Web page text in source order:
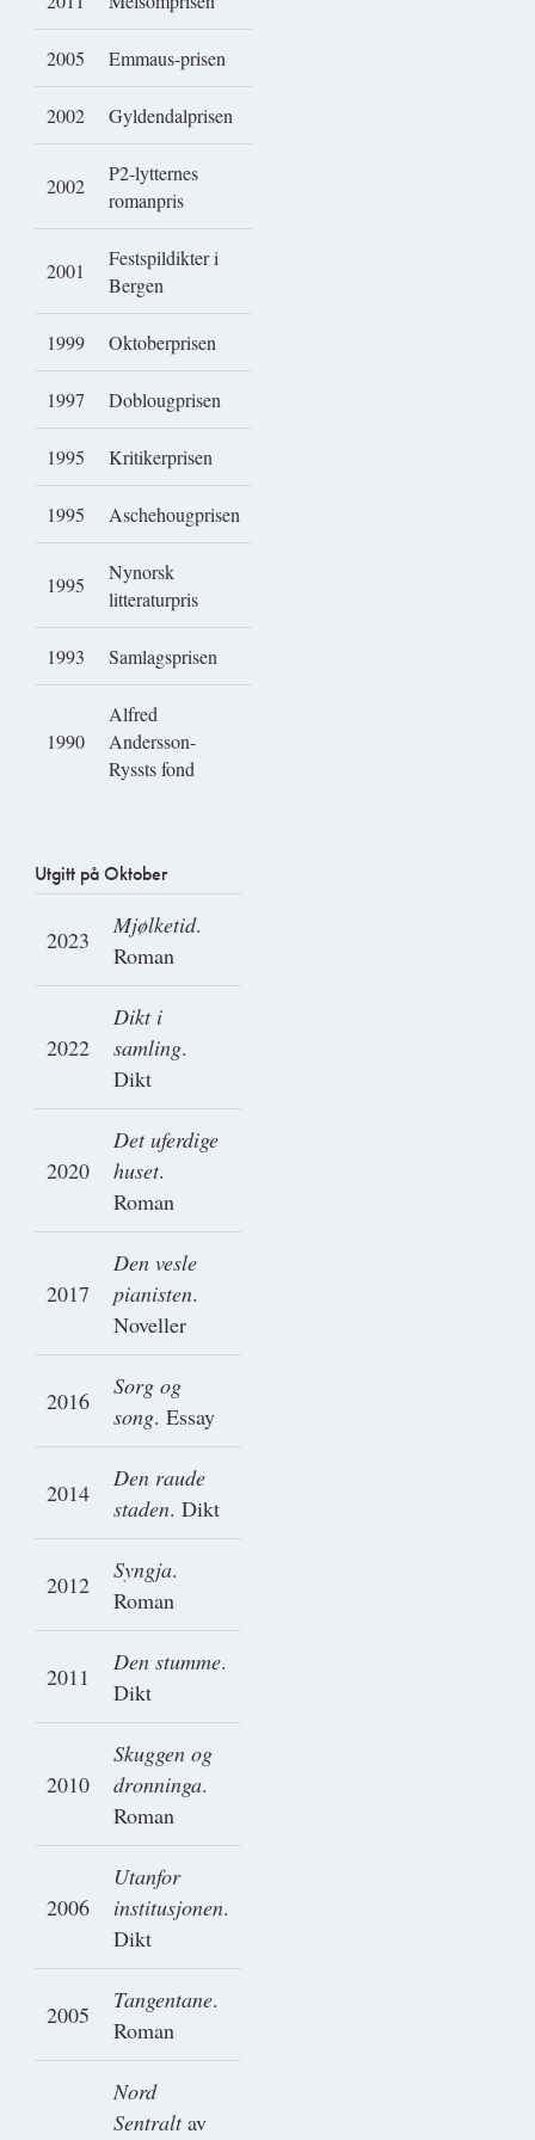
2005 Emmaus-prisen
2002 Gyldendalprisen
2002
P2-lytternes
romanpris
2001
Festspildikter i
Bergen
1999 Oktoberprisen
1997 Doblougprisen
1995 Kritikerprisen
1995 Aschehougprisen
1995
Nynorsk
litteraturpris
1993 Samlagsprisen
1990
Alfred
Andersson-
Ryssts fond
Utgitt på Oktober
2023
Mjølketid.
Roman
2022
Dikt i
samling.
Dikt
2020
Det uferdige
huset.
Roman
2017
Den vesle
pianisten.
Noveller
2016
Sorg og
song. Essay
2014
Den raude
staden. Dikt
2012
Syngja.
Roman
2011
Den stumme.
Dikt
2010
Skuggen og
dronninga.
Roman
2006
Utanfor
institusjonen.
Dikt
2005
Tangentane.
Roman
Nord
Sentraltav